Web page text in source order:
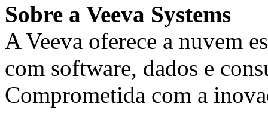
Sobre a Veeva Systems
A Veeva oferece a nuvem
com software, dados e
Comprometida com a